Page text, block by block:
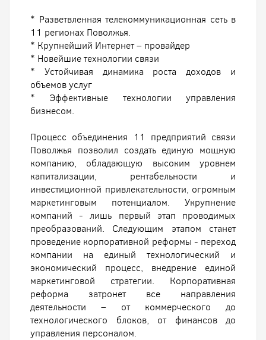
* Разветвленная телекоммуникационная сеть в
11 регионах Поволжья.
* Крупнейший Интернет – провайдер
* Новейшие технологии связи
* Устойчивая динамика роста доходов и
объемов услуг
* Эффективные технологии управления
бизнесом.
Процесс объединения 11 предприятий связи
Поволжья позволил создать единую мощную
компанию, обладающую высоким уровнем
капитализации, рентабельности и
инвестиционной привлекательности, огромным
маркетинговым потенциалом. Укрупнение
компаний - лишь первый этап проводимых
преобразований. Следующим этапом станет
проведение корпоративной реформы - переход
компании на единый технологический и
экономический процесс, внедрение единой
маркетинговой стратегии. Корпоративная
реформа затронет все направления
деятельности – от коммерческого до
технологического блоков, от финансов до
управления персоналом.